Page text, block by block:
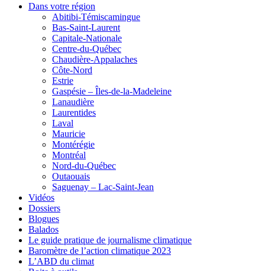
Dans votre région
Abitibi-Témiscamingue
Bas-Saint-Laurent
Capitale-Nationale
Centre-du-Québec
Chaudière-Appalaches
Côte-Nord
Estrie
Gaspésie – Îles-de-la-Madeleine
Lanaudière
Laurentides
Laval
Mauricie
Montérégie
Montréal
Nord-du-Québec
Outaouais
Saguenay – Lac-Saint-Jean
Vidéos
Dossiers
Blogues
Balados
Le guide pratique de journalisme climatique
Baromètre de l’action climatique 2023
L’ABD du climat